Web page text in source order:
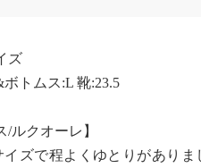
ズ
ボトムス:L 靴:23.5
/ルクオーレ】
ズで程よくゆとりがありま